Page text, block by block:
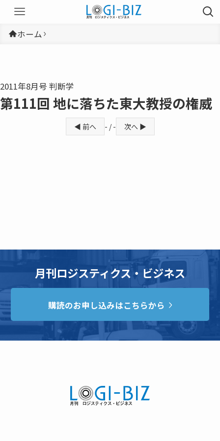
ホーム
2011年8月号 判断学
第111回 地に落ちた東大教授の権威
◀ 前へ - / - 次へ ▶
月刊ロジスティクス・ビジネス
購読のお申し込みはこちらから